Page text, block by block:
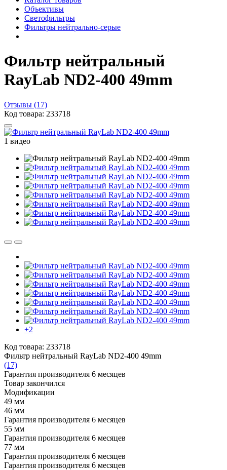
Объективы
Светофильтры
Фильтры нейтрально-серые
Фильтр нейтральный
RayLab ND2-400 49mm
Отзывы (17)
Код товара: 233718
1 видео
+2
Код товара: 233718
Фильтр нейтральный RayLab ND2-400 49mm
(17)
Гарантия производителя 6 месяцев
Товар закончился
Модификации
49 мм
46 мм
Гарантия производителя 6 месяцев
55 мм
Гарантия производителя 6 месяцев
77 мм
Гарантия производителя 6 месяцев
Гарантия производителя 6 месяцев